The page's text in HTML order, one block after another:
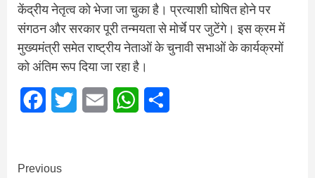
केंद्रीय नेतृत्व को भेजा जा चुका है। प्रत्याशी घोषित होने पर
संगठन और सरकार पूरी तन्मयता से मोर्चे पर जुटेंगे। इस क्रम में
मुख्यमंत्री समेत राष्ट्रीय नेताओं के चुनावी सभाओं के कार्यक्रमों
को अंतिम रूप दिया जा रहा है।
FacebookTwitter Email WhatsApp
Continue
Previous